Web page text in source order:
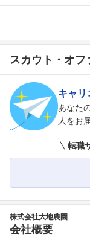
スカウト・オフ
キャリ
あなた
人をお
転職
株式会社大地農園
会社概要